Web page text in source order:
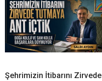
Şehrimizin İtibarını Zirvede